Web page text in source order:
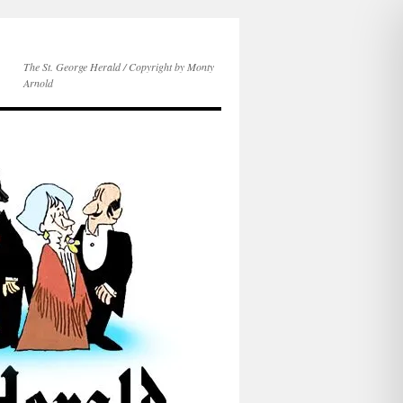
The St. George Herald / Copyright by Monty
Arnold